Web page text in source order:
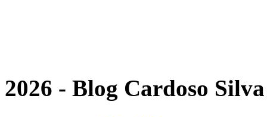
2026 - Blog Cardoso